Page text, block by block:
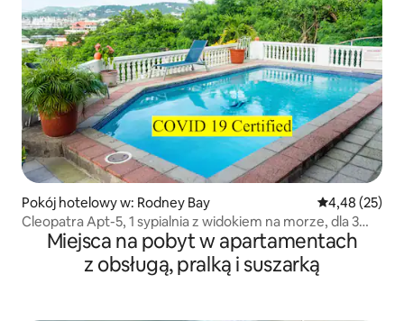
Pokój hotelowy w: Rodney Bay Średnia
4,48 (25)
Cleopatra Apt-5, 1 sypialnia z widokiem na morze, dla 3
osóbMiejsca na pobyt w apartamentach
z obsługą, pralką i suszarką